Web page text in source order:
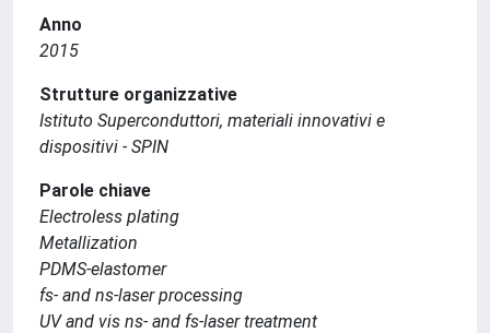
Anno
2015
Strutture organizzative
Istituto Superconduttori, materiali innovativi e
dispositivi - SPIN
Parole chiave
Electroless plating
Metallization
PDMS-elastomer
fs- and ns-laser processing
UV and vis ns- and fs-laser treatment